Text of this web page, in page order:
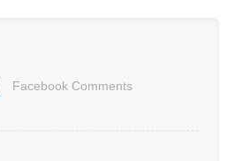
Facebook Comments